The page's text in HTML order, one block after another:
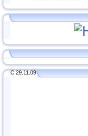
С 29.11.09